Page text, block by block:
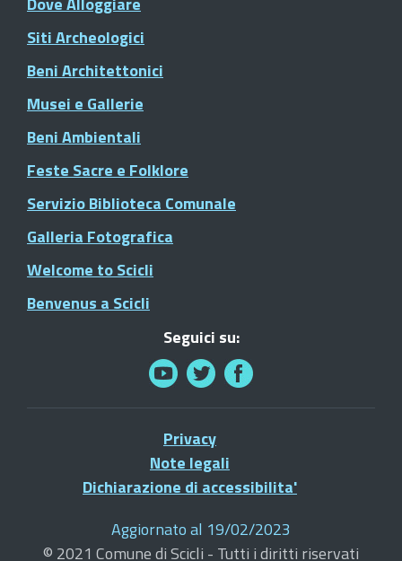
Siti Archeologici
Beni Architettonici
Musei e Gallerie
Beni Ambientali
Feste Sacre e Folklore
Servizio Biblioteca Comunale
Galleria Fotografica
Welcome to Scicli
Benvenus a Scicli
Seguici su:
Privacy
Note legali
Dichiarazione di accessibilita'
Aggiornato al 19/02/2023
© 2021 Comune di Scicli - Tutti i diritti riservati